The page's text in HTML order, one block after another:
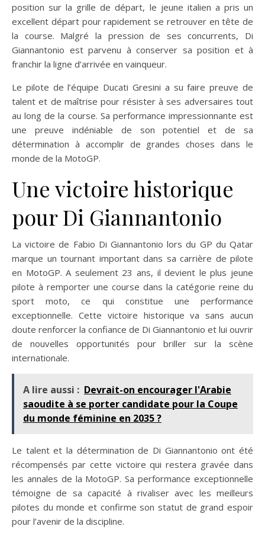
position sur la grille de départ, le jeune italien a pris un
excellent départ pour rapidement se retrouver en tête de
la course. Malgré la pression de ses concurrents, Di
Giannantonio est parvenu à conserver sa position et à
franchir la ligne d’arrivée en vainqueur.
Le pilote de l’équipe Ducati Gresini a su faire preuve de
talent et de maîtrise pour résister à ses adversaires tout
au long de la course. Sa performance impressionnante est
une preuve indéniable de son potentiel et de sa
détermination à accomplir de grandes choses dans le
monde de la MotoGP.
Une victoire historique
pour Di Giannantonio
La victoire de Fabio Di Giannantonio lors du GP du Qatar
marque un tournant important dans sa carrière de pilote
en MotoGP. A seulement 23 ans, il devient le plus jeune
pilote à remporter une course dans la catégorie reine du
sport moto, ce qui constitue une performance
exceptionnelle. Cette victoire historique va sans aucun
doute renforcer la confiance de Di Giannantonio et lui ouvrir
de nouvelles opportunités pour briller sur la scène
internationale.
A lire aussi : Devrait-on encourager l'Arabie
saoudite à se porter candidate pour la Coupe
du monde féminine en 2035 ?
Le talent et la détermination de Di Giannantonio ont été
récompensés par cette victoire qui restera gravée dans
les annales de la MotoGP. Sa performance exceptionnelle
témoigne de sa capacité à rivaliser avec les meilleurs
pilotes du monde et confirme son statut de grand espoir
pour l’avenir de la discipline.